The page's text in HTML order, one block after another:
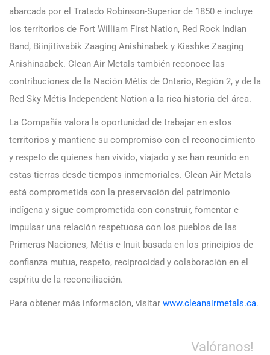
abarcada por el Tratado Robinson-Superior de 1850 e incluye
los territorios de Fort William First Nation, Red Rock Indian
Band, Biinjitiwabik Zaaging Anishinabek y Kiashke Zaaging
Anishinaabek. Clean Air Metals también reconoce las
contribuciones de la Nación Métis de Ontario, Región 2, y de la
Red Sky Métis Independent Nation a la rica historia del área.
La Compañía valora la oportunidad de trabajar en estos
territorios y mantiene su compromiso con el reconocimiento
y respeto de quienes han vivido, viajado y se han reunido en
estas tierras desde tiempos inmemoriales. Clean Air Metals
está comprometida con la preservación del patrimonio
indígena y sigue comprometida con construir, fomentar e
impulsar una relación respetuosa con los pueblos de las
Primeras Naciones, Métis e Inuit basada en los principios de
confianza mutua, respeto, reciprocidad y colaboración en el
espíritu de la reconciliación.
Para obtener más información, visitar www.cleanairmetals.ca.
Valóranos!